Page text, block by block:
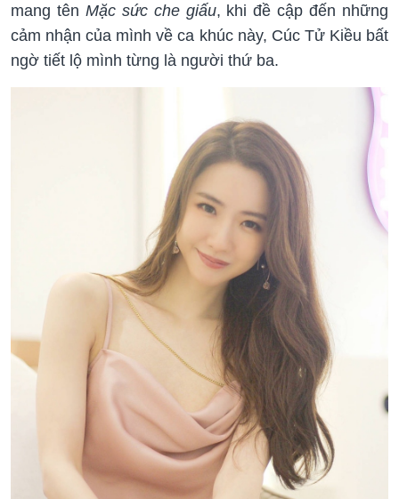
mang tên Mặc sức che giấu, khi đề cập đến những
cảm nhận của mình về ca khúc này, Cúc Tử Kiều bất
ngờ tiết lộ mình từng là người thứ ba.